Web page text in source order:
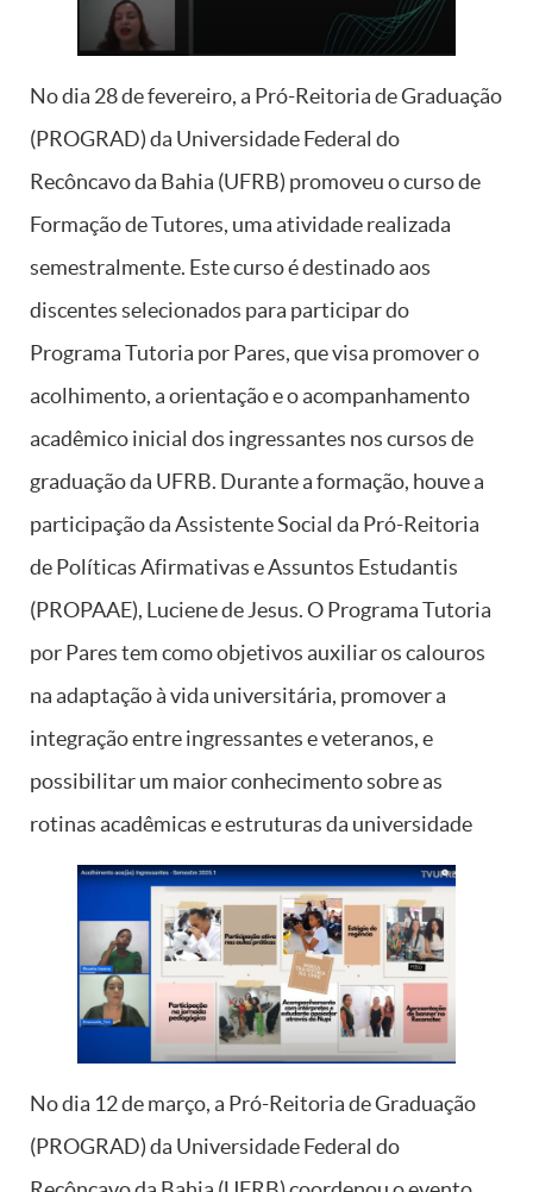
No dia 28 de fevereiro, a Pró-Reitoria de Graduação
(PROGRAD) da Universidade Federal do
Recôncavo da Bahia (UFRB) promoveu o curso de
Formação de Tutores, uma atividade realizada
semestralmente. Este curso é destinado aos
discentes selecionados para participar do
Programa Tutoria por Pares, que visa promover o
acolhimento, a orientação e o acompanhamento
acadêmico inicial dos ingressantes nos cursos de
graduação da UFRB. Durante a formação, houve a
participação da Assistente Social da Pró-Reitoria
de Políticas Afirmativas e Assuntos Estudantis
(PROPAAE), Luciene de Jesus. O Programa Tutoria
por Pares tem como objetivos auxiliar os calouros
na adaptação à vida universitária, promover a
integração entre ingressantes e veteranos, e
possibilitar um maior conhecimento sobre as
rotinas acadêmicas e estruturas da universidade
No dia 12 de março, a Pró-Reitoria de Graduação
(PROGRAD) da Universidade Federal do